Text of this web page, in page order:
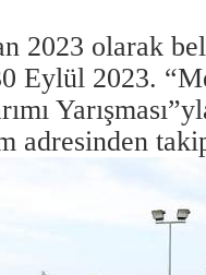
2023 olarak
Eylül 2023.
adresinden